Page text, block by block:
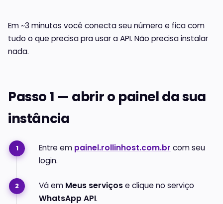
Em ~3 minutos você conecta seu número e fica com
tudo o que precisa pra usar a API. Não precisa instalar
nada.
Passo 1 — abrir o painel da sua
instância
Entre em painel.rollinhost.com.br com seu
login.
Vá em Meus serviçose clique no serviço
WhatsApp API.